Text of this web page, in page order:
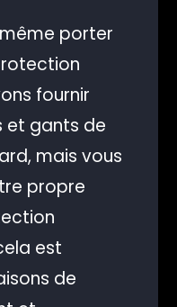
porter
fournir
et gants de
mais vous
propre
est
de